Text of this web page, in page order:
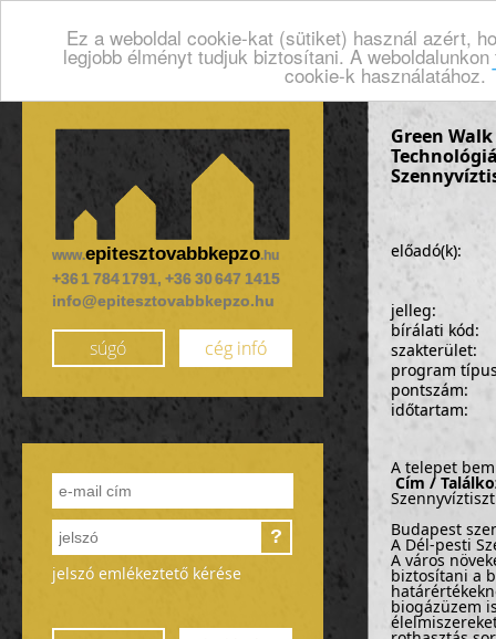
Ez a weboldal cookie-kat (sütiket) használ azért,
legjobb élményt tudjuk biztosítani. A
cookie-k használatához.
www.epitesztovabbkepzo.hu
+36 1 784 1791, +36 30 647 1415
info@epitesztovabbkepzo.hu
súgó cég infó
?
jelszó emlékeztető kérése
Green
előadó(k):
jelleg:
bírálati kód:
szakterület:
program
pontszám:
időtartam:
A telepet
Cím /
Budapest
A Dél-pesti
A város
biztosítani a
biogázüzem